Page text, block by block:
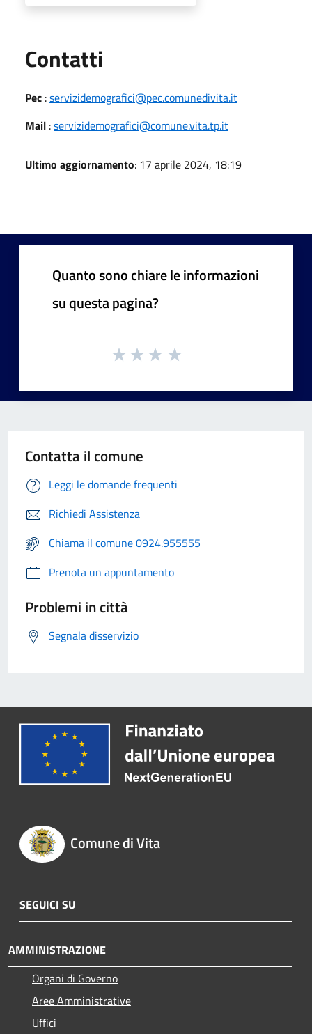
Contatti
Pec :servizidemografici@pec.comunedivita.it
Mail :servizidemografici@comune.vita.tp.it
Ultimo aggiornamento: 17 aprile 2024, 18:19
Quanto sono chiare le informazioni
su questa pagina?
Contatta il comune
Leggi le domande frequenti
Richiedi Assistenza
Chiama il comune 0924.955555
Prenota un appuntamento
Problemi in città
Segnala disservizio
Comune di Vita
SEGUICI SU
AMMINISTRAZIONE
Organi di Governo
Aree Amministrative
Uffici